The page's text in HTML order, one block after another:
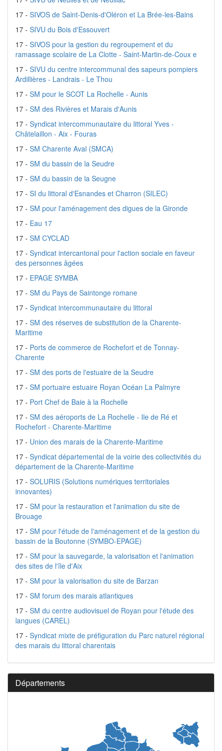
17 - SIVOS de Saint-Denis-d'Oléron et La Brée-les-Bains
17 - SIVU du Bois d'Essouvert
17 - SIVOS pour la gestion du regroupement et du
ramassage scolaire de La Clotte - Saint-Martin-de-Coux e
17 - SIVU du centre intercommunal des sapeurs pompiers
Ardillières - Landrais - Le Thou
17 - SM pour le SCOT La Rochelle - Aunis
17 - SM des Rivières et Marais d'Aunis
17 - Syndicat intercommunautaire du littoral Yves -
Châtelaillon - Aix - Fouras
17 - SM Charente Aval (SMCA)
17 - SM du bassin de la Seudre
17 - SM du bassin de la Seugne
17 - SI du littoral d'Esnandes et Charron (SILEC)
17 - SM pour l'aménagement des digues de la Gironde
17 - Eau 17
17 - SM CYCLAD
17 - Syndicat intercantonal pour l'action sociale en faveur
des personnes âgées
17 - EPAGE SYMBA
17 - SM du Pays de Saintonge romane
17 - Syndicat intercommunautaire du littoral
17 - SM des réserves de substitution de la Charente-
Maritime
17 - Ports de commerce de Rochefort et de Tonnay-
Charente
17 - SM des ports de l'estuaire de la Seudre
17 - SM portuaire estuaire Royan Océan La Palmyre
17 - Port Chef de Baie à la Rochelle
17 - SM des aéroports de La Rochelle - Ile de Ré et
Rochefort - Charente-Maritime
17 - Union des marais de la Charente-Maritime
17 - Syndicat départemental de la voirie des collectivités du
département de la Charente-Maritime
17 - SOLURIS (Solutions numériques territoriales
innovantes)
17 - SM pour la restauration et l'animation du site de
Brouage
17 - SM pour l'étude de l'aménagement et de la gestion du
bassin de la Boutonne (SYMBO-EPAGE)
17 - SM pour la sauvegarde, la valorisation et l'animation
des sites de l'île d'Aix
17 - SM pour la valorisation du site de Barzan
17 - SM forum des marais atlantiques
17 - SM du centre audiovisuel de Royan pour l'étude des
langues (CAREL)
17 - Syndicat mixte de préfiguration du Parc naturel régional
des marais du littoral charentais
Départements